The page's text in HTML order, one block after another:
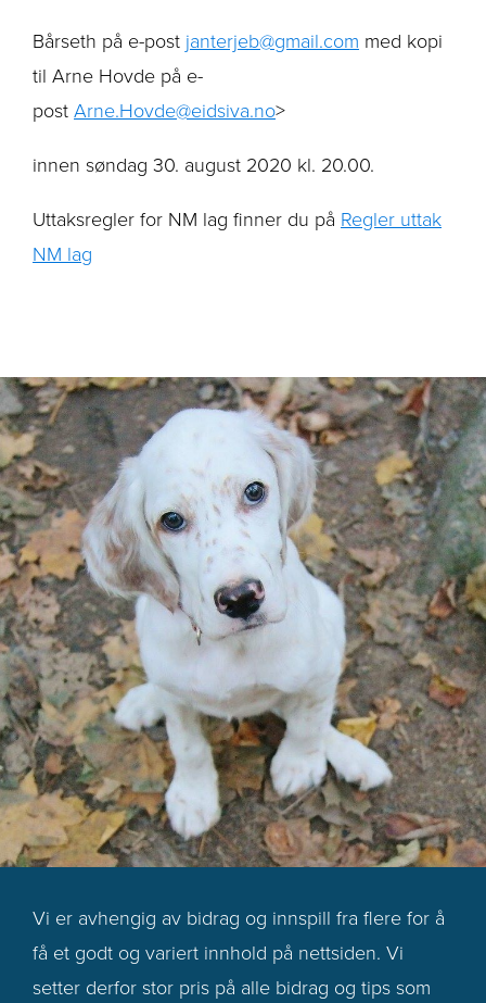
Bårseth på e-post janterjeb@gmail.com med kopi
til Arne Hovde på e-
post Arne.Hovde@eidsiva.no>
innen søndag 30. august 2020 kl. 20.00.
Uttaksregler for NM lag finner du på Regler uttak
NM lag
Vi er avhengig av bidrag og innspill fra flere for å
få et godt og variert innhold på nettsiden. Vi
setter derfor stor pris på alle bidrag og tips som